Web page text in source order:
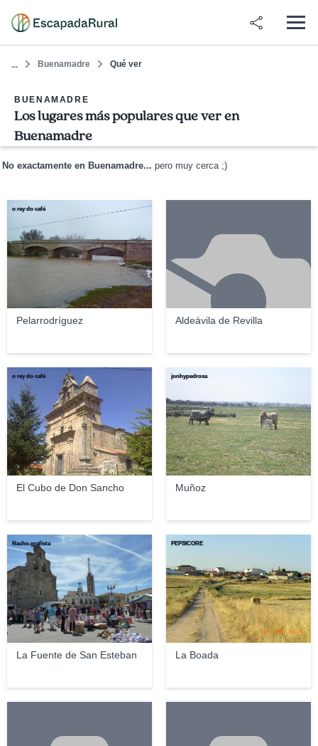
... Buenamadre Qué ver
BUENAMADRE
Los lugares más populares que ver en
Buenamadre
No exactamente en Buenamadre... pero muy cerca ;)
Pelarrodríguez
o rey do café
Aldeávila de Revilla
El Cubo de Don Sancho
o rey do café
Muñoz
jonhypedrosa
La Fuente de San Esteban
Nacho.grafista
La Boada
PEPSICORE